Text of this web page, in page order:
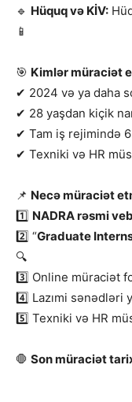
🔹 Hüquq və KİV:
📱
🎯 Kimlər müraciət
✔ 2024 və ya daha
✔ 28 yaşdan kiçik
✔ Tam iş rejimində
✔ Texniki və HR
📌 Necə müraciət
1️⃣ NADRA rəsmi
2️⃣ “Graduate
🔍
3️⃣ Online müraciət
4️⃣ Lazımi sənədləri
5️⃣ Texniki və HR
🛑 Son müraciət